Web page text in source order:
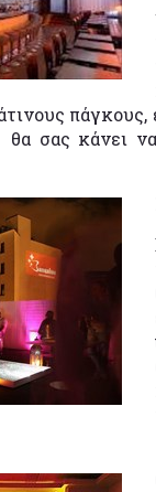
σας κάνει